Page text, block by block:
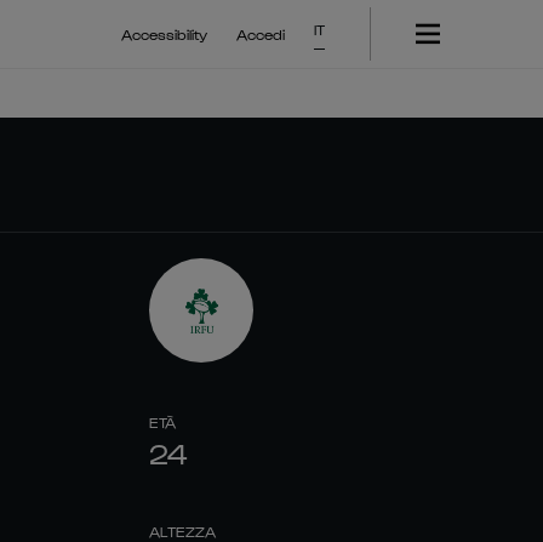
Accessibility Accedi IT
ETÀ
24
ALTEZZA